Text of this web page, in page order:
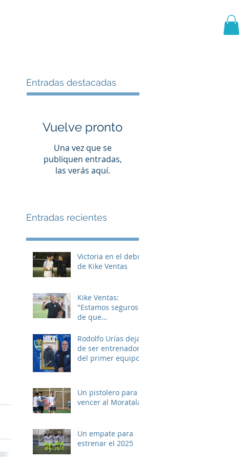
Entradas destacadas
Vuelve pronto
Una vez que se
publiquen entradas,
las verás aquí.
Entradas recientes
Victoria en el debut
de Kike Ventas
Kike Ventas:
"Estamos seguros
de que
muchos buenos
momentos"
Rodolfo Urías deja
de ser entrenador
del primer equipo
Un pistolero para
vencer al Moratalaz
Un empate para
estrenar el 2025